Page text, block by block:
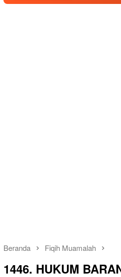
Beranda Fiqih Muamalah
1446. HUKUM